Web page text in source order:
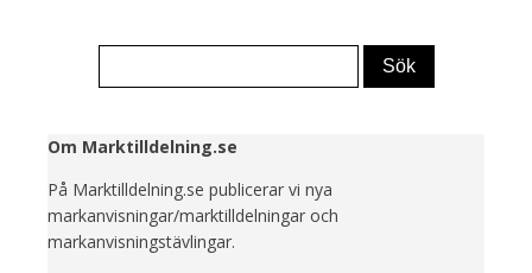
Om Marktilldelning.se
På Marktilldelning.se publicerar vi nya
markanvisningar/marktilldelningar och
markanvisningstävlingar.